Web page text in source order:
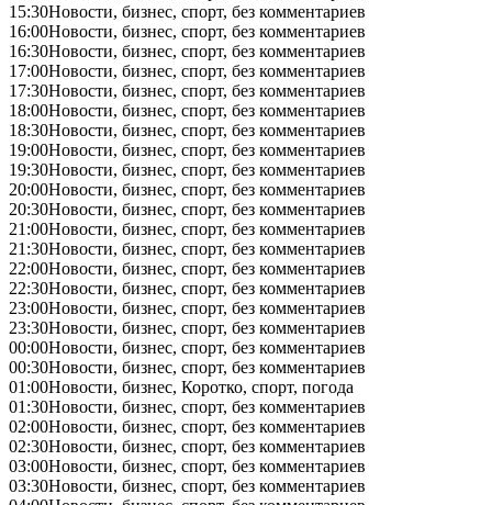
15:30Новости, бизнес, спорт, без комментариев
16:00Новости, бизнес, спорт, без комментариев
16:30Новости, бизнес, спорт, без комментариев
17:00Новости, бизнес, спорт, без комментариев
17:30Новости, бизнес, спорт, без комментариев
18:00Новости, бизнес, спорт, без комментариев
18:30Новости, бизнес, спорт, без комментариев
19:00Новости, бизнес, спорт, без комментариев
19:30Новости, бизнес, спорт, без комментариев
20:00Новости, бизнес, спорт, без комментариев
20:30Новости, бизнес, спорт, без комментариев
21:00Новости, бизнес, спорт, без комментариев
21:30Новости, бизнес, спорт, без комментариев
22:00Новости, бизнес, спорт, без комментариев
22:30Новости, бизнес, спорт, без комментариев
23:00Новости, бизнес, спорт, без комментариев
23:30Новости, бизнес, спорт, без комментариев
00:00Новости, бизнес, спорт, без комментариев
00:30Новости, бизнес, спорт, без комментариев
01:00Новости, бизнес, Коротко, спорт, погода
01:30Новости, бизнес, спорт, без комментариев
02:00Новости, бизнес, спорт, без комментариев
02:30Новости, бизнес, спорт, без комментариев
03:00Новости, бизнес, спорт, без комментариев
03:30Новости, бизнес, спорт, без комментариев